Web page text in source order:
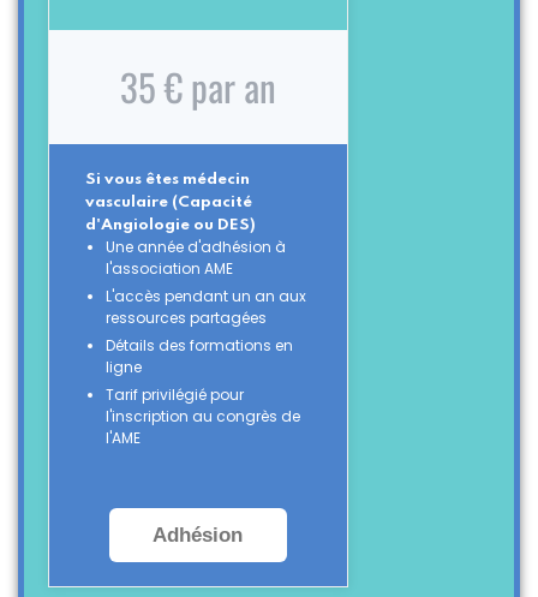
35 € par an
Si vous êtes médecin
vasculaire (Capacité
d'Angiologie ou DES)
Une année d'adhésion à
l'association AME
L'accès pendant un an aux
ressources partagées
Détails des formations en
ligne
Tarif privilégié pour
l'inscription au congrès de
l'AME
Adhésion